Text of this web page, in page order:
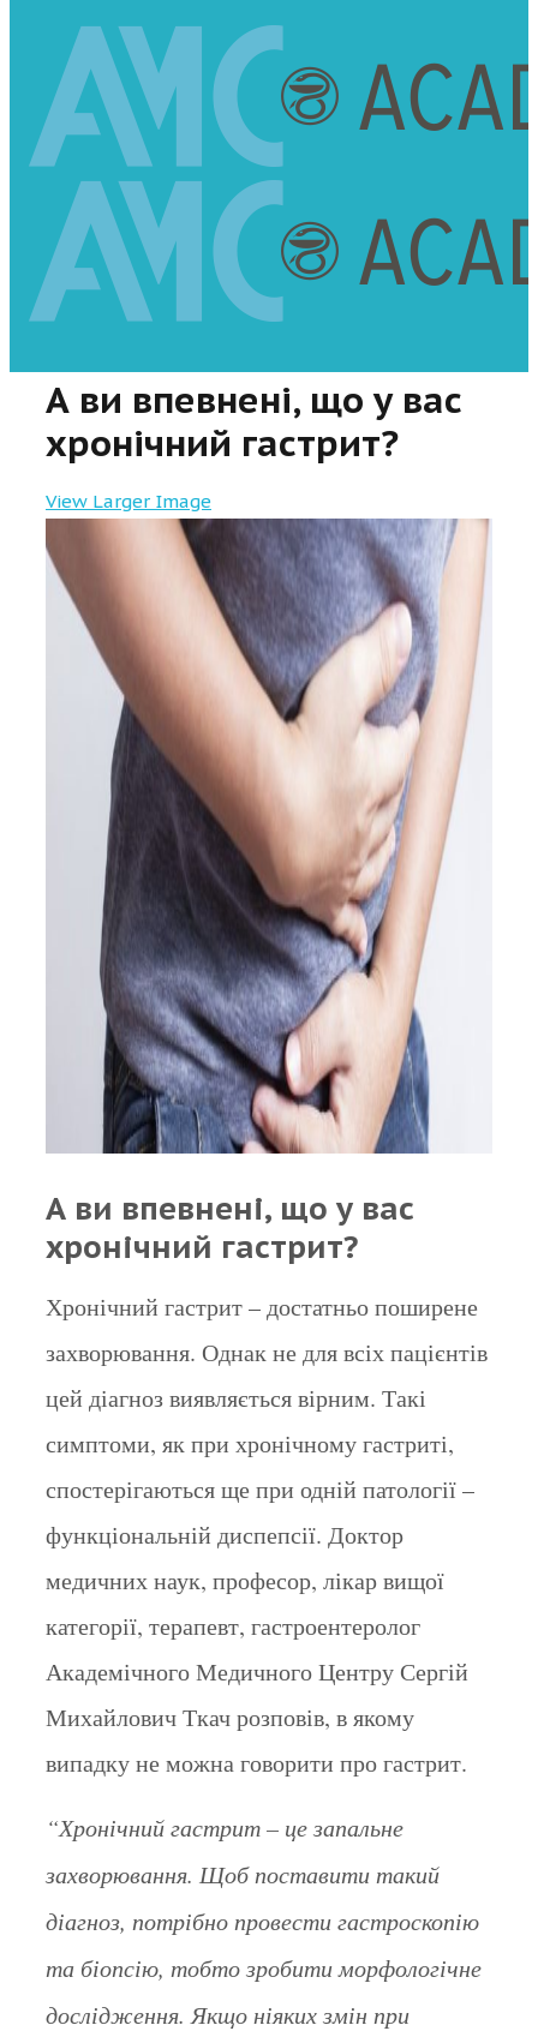
А ви впевнені, що у вас
хронічний гастрит?
View Larger Image
А ви впевнені, що у вас
хронічний гастрит?
Хронічний гастрит – достатньо поширене
захворювання. Однак не для всіх пацієнтів
цей діагноз виявляється вірним. Такі
симптоми, як при хронічному гастриті,
спостерігаються ще при одній патології –
функціональній диспепсії. Доктор
медичних наук, професор, лікар вищої
категорії, терапевт, гастроентеролог
Академічного Медичного Центру Сергій
Михайлович Ткач розповів, в якому
випадку не можна говорити про гастрит.
“Хронічний гастрит – це запальне
захворювання. Щоб поставити такий
діагноз, потрібно провести гастроскопію
та біопсію, тобто зробити морфологічне
дослідження. Якщо ніяких змін при